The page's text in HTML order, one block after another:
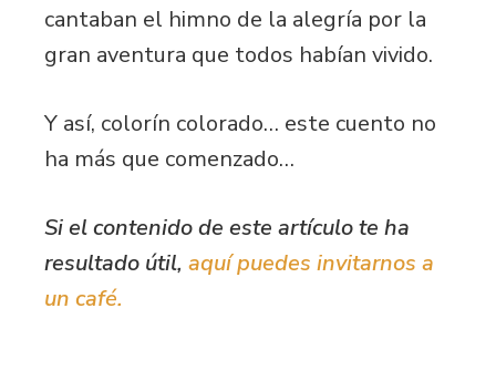
cantaban el himno de la alegría por la
gran aventura que todos habían vivido.
Y así, colorín colorado… este cuento no
ha más que comenzado…
Si el contenido de este artículo te ha
resultado útil, aquí puedes invitarnos a
un café.